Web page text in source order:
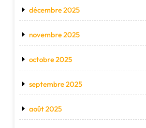
décembre 2025
novembre 2025
octobre 2025
septembre 2025
août 2025